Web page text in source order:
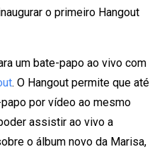
o primeiro Hangout
um bate-papo ao vivo com
. O Hangout permite que até
por vídeo ao mesmo
assistir ao vivo a
o álbum novo da Marisa,